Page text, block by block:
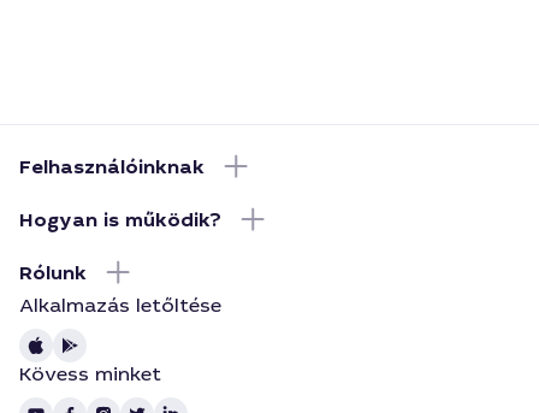
Felhasználóinknak
Hogyan is működik?
Rólunk
Alkalmazás letőltése
Kövess minket